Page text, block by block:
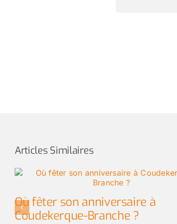
Articles Similaires
Où fêter son anniversaire à
Coudekerque-Branche ?